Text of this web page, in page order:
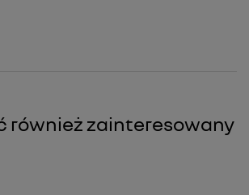
również zainteresowany